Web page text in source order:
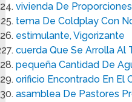
vivienda De
tema De Coldplay Con
estimulante, Vigorizante
cuerda Que Se Arrolla Al
pequeña Cantidad De
orificio Encontrado En El
asamblea De Pastores